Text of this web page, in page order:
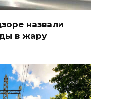
назвали
в жару